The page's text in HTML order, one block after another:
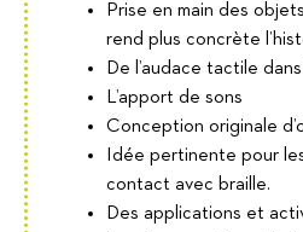
Prise en main des
rend plus concrète
De l’audace tactile
L’apport de sons
Conception originale
Idée pertinente pour
contact avec braille.
Des applications et